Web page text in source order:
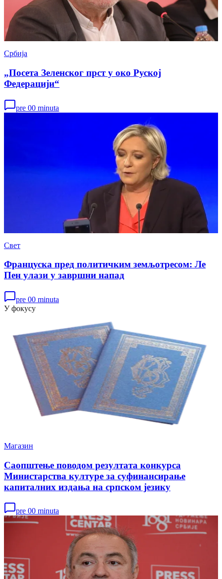
Србија
„Посета Зеленског прст у око Руској
Федерацији“
pre 00 minuta
Свет
Француска пред политичким земљотресом: Ле
Пен улази у завршни напад
pre 00 minuta
У фокусу
Магазин
Саопштење поводом резултата конкурса
Министарства културе за суфинансирање
капиталних издања на српском језику
pre 00 minuta